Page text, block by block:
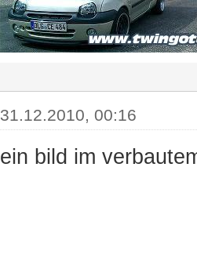
31.12.2010, 00:16
ein bild im